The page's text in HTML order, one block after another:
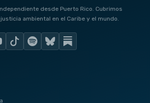
desde Puerto Rico. Cubrimos
ambiental en el Caribe y el mundo.